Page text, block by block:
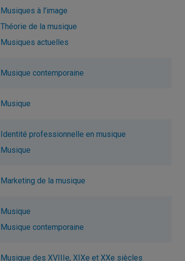
Musiques à l'image
Théorie de la musique
Musiques actuelles
Musique contemporaine
Musique
Identité professionnelle en musique
Musique
Marketing de la musique
Musique
Musique contemporaine
Musique des XVIIIe, XIXe et XXe siècles